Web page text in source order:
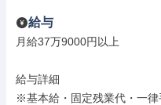
給与
月給37万9000円以上
給与詳細
※基本給・固定残業代・一律